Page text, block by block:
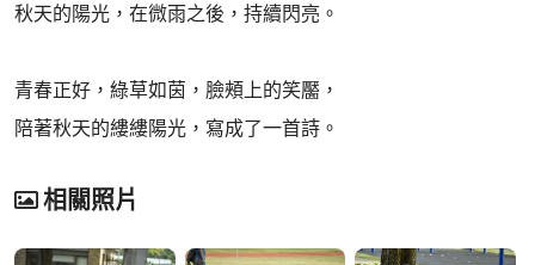
秋天的陽光，在微雨之後，持續閃亮。
青春正好，綠草如茵，臉頰上的笑靨，
陪著秋天的縷縷陽光，寫成了一首詩。
相關照片